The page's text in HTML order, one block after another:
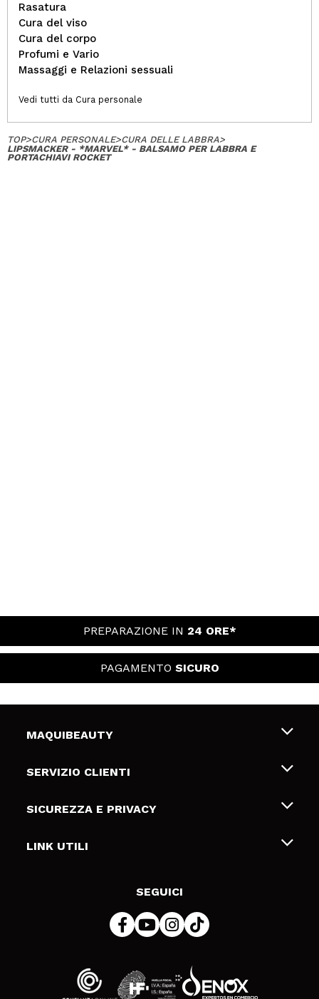
Rasatura
Cura del viso
Cura del corpo
Profumi e Vario
Massaggi e Relazioni sessuali
Vedi tutti da Cura personale
TOP>CURA PERSONALE>CURA DELLE LABBRA>
LIPSMACKER - *MARVEL* - BALSAMO PER LABBRA E
PORTACHIAVI ROCKET
PREPARAZIONE IN 24 ORE*
PAGAMENTO SICURO
MAQUIBEAUTY
Chi siamo
Gift Cards
SERVIZIO CLIENTI
Spedizioni & Resi
Metodi di pagamamento
SICUREZZA E PRIVACY
Termini e condizioni
LINK UTILI
SEGUICI